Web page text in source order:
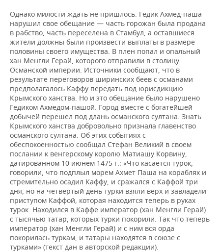
Однако милости ждать не пришлось. Гедик Ахмед-паша
нарушил свое обещание — часть горожан была продана
в рабство, часть переселена в Стамбул, а оставшиеся
жители должны были произвести выплаты в размере
половины своего имущества. В плен попал и опальный
хан Менгли Герай, которого отправили в столицу
Османской империи. Источники сообщают, что в
результате переговоров ширинских беев с османами
предполагалось Каффу передать под юрисдикцию
Крымского ханства. Но и это обещание было нарушено
Гедиком Ахмедом-пашой. Город вместе с богатейшей
добычей перешел под длань османского султана. Знать
Крымского ханства добровольно признала главенство
османского султана. Об этих событиях с
обеспокоенностью сообщал Стефан Великий в своем
послании к венгерскому королю Матиашу Корвину,
датированном 10 июнем 1475 г.: «Что касается турок,
говорили, что подплыл морем Ахмет Паша на кораблях и
стремительно осадил Каффу, и сражался с Каффой три
дня, но на четвертый день турки взяли верх и завладели
приступом Каффой, которая находится теперь в руках
турок. Находился в Каффе император (хан Менгли Герай)
с тысячью татар, которых турки покорили. Так что теперь
император (хан Менгли Герай) и с ним вся орда
покорилась туркам, и татары находятся в союзе с
турками» (текст дан в авторской редакции).